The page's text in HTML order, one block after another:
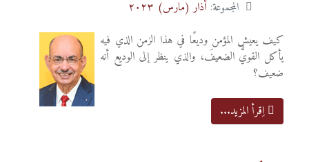
المجموعة: أذار (مارس) ٢٠٢٣
كيف يعيش المؤمن وديعًا في هذا الزمن الذي فيه
يأكل القويُّ الضعيفَ، والذي ينظر إلى الوديع أنه
ضعيف؟
اِقرأ المزيد...